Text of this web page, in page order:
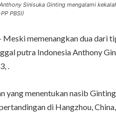
Sinisuka Ginting mengalami
PBSI)
Meski memenangkan dua dari
putra Indonesia Anthony
.
yang menentukan nasib
di Hangzhou,